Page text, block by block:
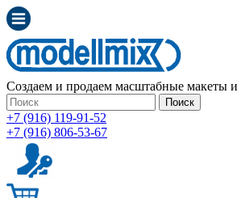
Создаем и продаем масштабные макеты
Поиск
+7 (916) 119-91-52
+7 (916) 806-53-67